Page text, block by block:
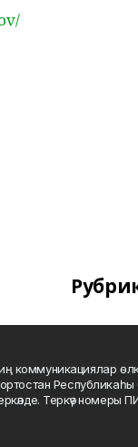
коммуникациялар
Теркәү номеры